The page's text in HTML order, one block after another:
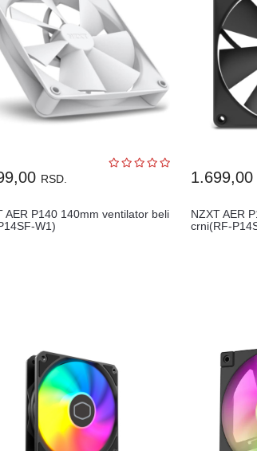
RSD.
AER P140 140mm ventilator beli
W1)
1.699,00
NZXT AER
crni(RF-